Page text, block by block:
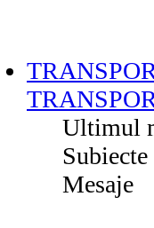
Ultimul
Subiecte
Mesaje